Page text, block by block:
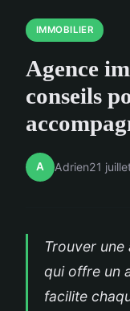
IMMOBILIER
Agence
conseils
A Adrien21
Trouver une
qui offre un
facilite